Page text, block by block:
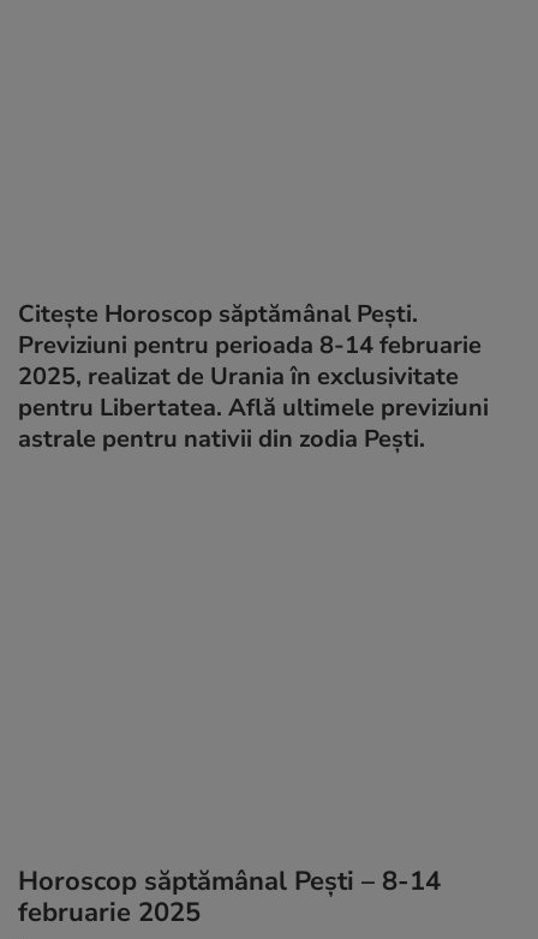
Citește Horoscop săptămânal Pești.
Previziuni pentru perioada 8-14 februarie
2025, realizat de Urania în exclusivitate
pentru Libertatea. Află ultimele previziuni
astrale pentru nativii din zodia Pești.
Horoscop săptămânal Pești – 8-14
februarie 2025